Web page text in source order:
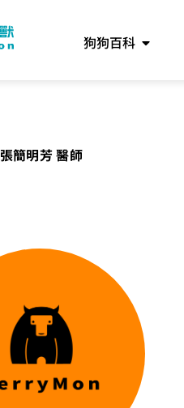
狗狗百科
張簡明芳 醫師